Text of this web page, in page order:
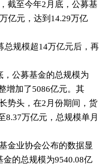
截至今年2月底，公募基
亿元，达到14.29万亿
规模超14万亿元后，再
公募基金的总规模为
增加了5086亿元。其
势头，在2月份期间，货
8.37万亿元，总规模单月
业协会公布的数据显
的总规模为9540.08亿